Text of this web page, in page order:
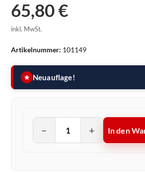
65,80 €
inkl. MwSt.
Artikelnummer: 101149
★ Neuauflage!
− + In den